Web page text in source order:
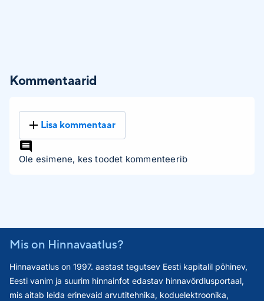
Kommentaarid
Lisa kommentaar
Ole esimene, kes toodet kommenteerib
Mis on Hinnavaatlus?
Hinnavaatlus on 1997. aastast tegutsev Eesti kapitalil põhinev,
Eesti vanim ja suurim hinnainfot edastav hinnavõrdlusportaal,
mis aitab leida erinevaid arvutitehnika, koduelektroonika,